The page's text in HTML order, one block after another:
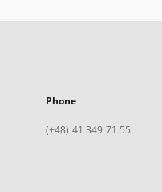
Phone
(+48) 41 349 71 55